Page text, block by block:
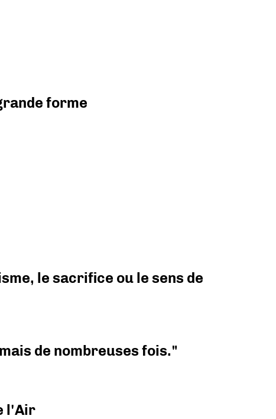
forme
le sacrifice ou le sens de
de nombreuses fois."
l'Air